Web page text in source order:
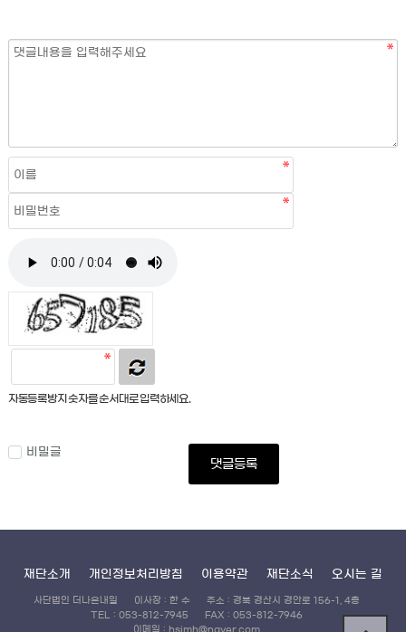
자동등록방지 숫자를 순서대로 입력하세요.
비밀글
댓글등록
재단소개 개인정보처리방침 이용약관 재단소식 오시는 길
사단법인 더나은내일 이사장 : 한 수
주소 : 경북 경산시 경안로 156-1, 4층
TEL : 053-812-7945
FAX : 053-812-7946
이메일 : hsimh@naver.com